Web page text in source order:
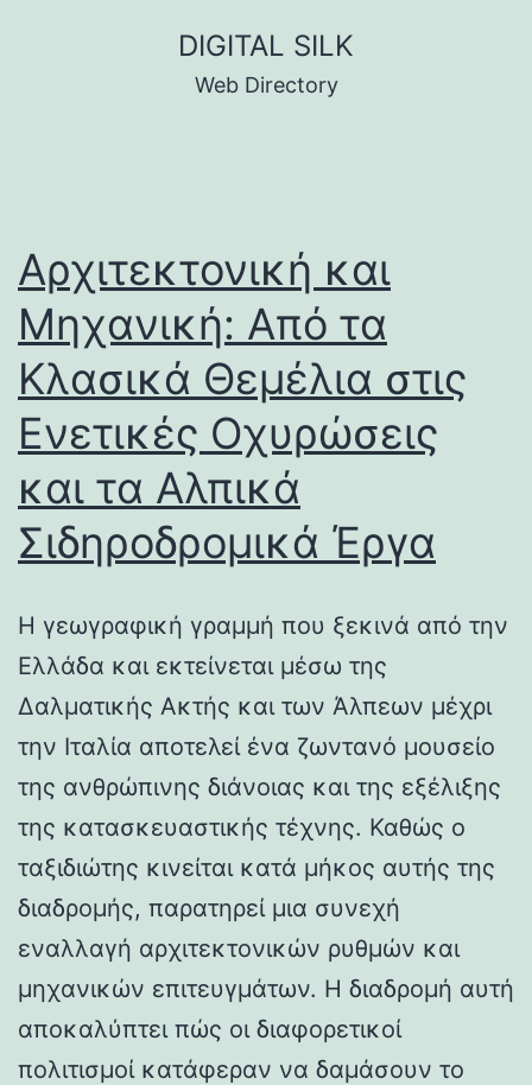
DIGITAL SILK
Web Directory
Αρχιτεκτονική και
Μηχανική: Από τα
Κλασικά Θεμέλια στις
Ενετικές Οχυρώσεις
και τα Αλπικά
Σιδηροδρομικά Έργα
Η γεωγραφική γραμμή που ξεκινά από την
Ελλάδα και εκτείνεται μέσω της
Δαλματικής Ακτής και των Άλπεων μέχρι
την Ιταλία αποτελεί ένα ζωντανό μουσείο
της ανθρώπινης διάνοιας και της εξέλιξης
της κατασκευαστικής τέχνης. Καθώς ο
ταξιδιώτης κινείται κατά μήκος αυτής της
διαδρομής, παρατηρεί μια συνεχή
εναλλαγή αρχιτεκτονικών ρυθμών και
μηχανικών επιτευγμάτων. Η διαδρομή αυτή
αποκαλύπτει πώς οι διαφορετικοί
πολιτισμοί κατάφεραν να δαμάσουν το